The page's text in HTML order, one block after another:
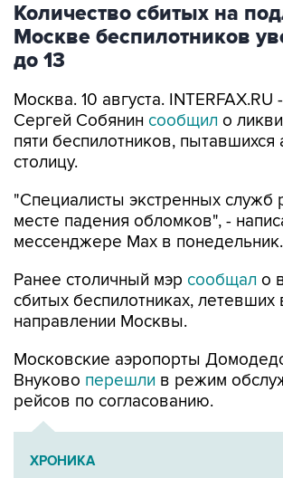
Количество сбитых на
Москве беспилотников
до 13
Москва. 10 августа.
Сергей Собянин сообщил о
пяти беспилотников, пытавшихся
столицу.
"Специалисты экстренных служб
месте падения обломков", -
мессенджере Max в понедельник.
Ранее столичный мэр сообщал о
сбитых беспилотниках, летевших
направлении Москвы.
Московские аэропорты
Внуково перешли в режим
рейсов по согласованию.
ХРОНИКА